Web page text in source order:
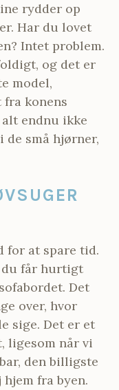
rydder op
Har du lovet
Intet problem.
og det er
model,
konens
endnu ikke
de små hjørner,
for at spare tid.
får hurtigt
Det
over, hvor
sige. Det er et
ligesom når vi
den billigste
fra byen.